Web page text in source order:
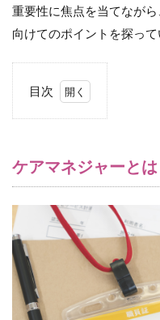
重要性に焦点を当てなが
向けてのポイントを探って
目次
マ
ネ
ジ
と
は
2
ケ
ア
ケアマネジャーとは